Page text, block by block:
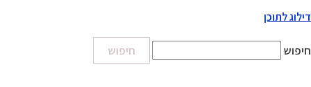
דילוג לתוכן
חיפוש חיפוש